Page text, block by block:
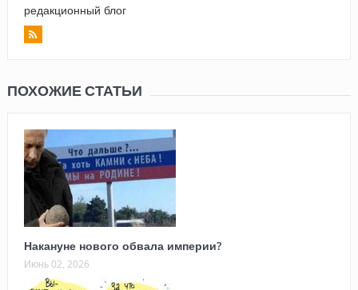
редакционный блог
ПОХОЖИЕ СТАТЬИ
Накануне нового обвала империи?
Июнь 02, 2026